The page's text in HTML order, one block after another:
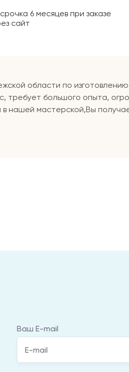
6 месяцев при заказе
сайт
области по
требует большого опыта,
в нашей мастерской,Вы
Ваш E-mail